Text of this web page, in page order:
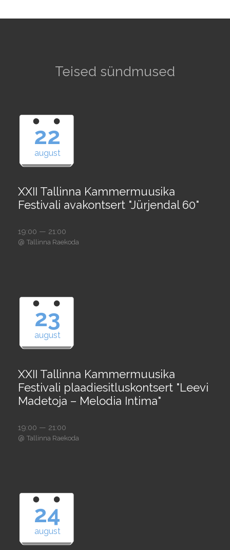
Teised sündmused
22
august
XXII Tallinna Kammermuusika
Festivali avakontsert "Jürjendal 60"
19:00 — 21:00
@ Tallinna Raekoda
23
august
XXII Tallinna Kammermuusika
Festivali plaadiesitluskontsert "Leevi
Madetoja – Melodia Intima"
19:00 — 21:00
@ Tallinna Raekoda
24
august